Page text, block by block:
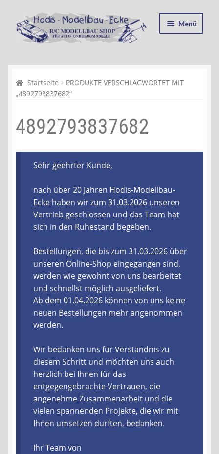
Zur
Navigation
springen
Zum
Inhalt
springen
Menü
Kasse
Recycling, Entsorgung und Umwelt
Shop
Warenkorb
Ablauf einer Bestellung
Zahlungsarten
Lieferzeit & Verfügbarkeit
Gutschein
Batterien- und Akku Verordnung
Elektro- und Elektronikgeräte Verordnung
Öle- und Schmierstoff Verordnung
Vereine & Foren
Kontakt
Startseite
PRODUKTE VERSCHLAGWORTET MIT
„4892793837682“
4892793837682
Sehr geehrter Kunde,
nach über 20 Jahren Hodis-Modellbau-
Ecke haben wir zum 31.03.2026 unseren
Vertrieb geschlossen und das Team hat
sich in den Ruhestand begeben.
Bestellungen, die bis zum 31.03.2026 über
unseren Online-Shop eingegangen sind,
werden wie gewohnt von uns bearbeitet
und schnellst möglich ausgeliefert.
Ab dem 01.04.2026 können von uns keine
neuen Bestellungen mehr angenommen
werden.
Wir bedanken uns für Verständnis zu
diesem Schritt und möchten uns auch
herzlich bei Ihnen für das
entgegengebrachte Vertrauen, die
angenehme Zusammenarbeit und die
vielen spannenden Projekte, die wir mit
Ihnen umsetzen durften, bedanken.
Ihr Team von